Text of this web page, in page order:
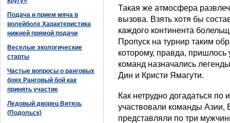
Подача и прием мяча в
волейболе Характеристика
нижней прямой подачи
Веселые экологические
старты
Частые вопросы о ранговых
боях Ранговый бой как
принять участие
Ледовый дворец Витязь
(Подольск)
Такая же атмосфера
вызова. Взять хотя бы
каждого континента
Пропуск на турнир таким
которому, правда, пришлось
команд назначались
Дин и Кристи Ямагути.
Как нетрудно догадаться
участвовали команды
представляли по три